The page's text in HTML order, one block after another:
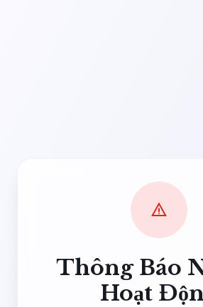
warning
Thông Báo
Hoạt